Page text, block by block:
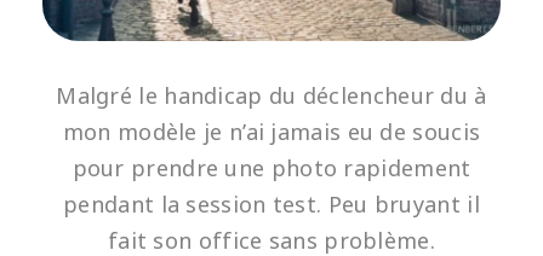
Malgré le handicap du déclencheur du à
mon modèle je n’ai jamais eu de soucis
pour prendre une photo rapidement
pendant la session test. Peu bruyant il
fait son office sans problème.